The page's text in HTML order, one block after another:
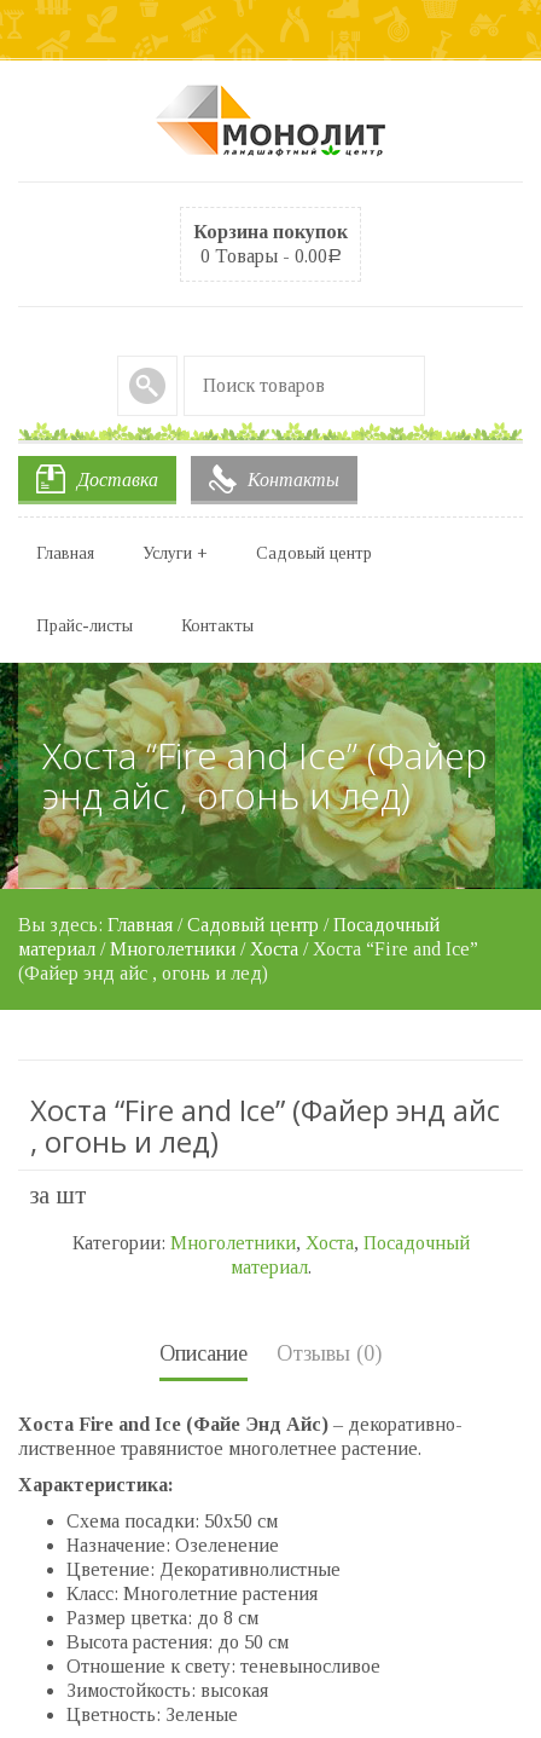
Корзина покупок
0 Товары - 0.00Р
Доставка Контакты
Главная Услуги + Садовый центр
Прайс-листы Контакты
Хоста “Fire and Ice” (Файер
энд айс , огонь и лед)
Вы здесь: Главная /Садовый центр /Посадочный
материал /Многолетники / Хоста / Хоста “Fire and Ice”
(Файер энд айс , огонь и лед)
Хоста “Fire and Ice” (Файер энд айс
, огонь и лед)
за шт
Категории: Многолетники, Хоста, Посадочный
материал.
Описание Отзывы (0)
Хоста Fire and Ice (Файе Энд Айс) – декоративно-
лиственное травянистое многолетнее растение.
Характеристика:
Схема посадки: 50х50 см
Назначение: Озеленение
Цветение: Декоративнолистные
Класс: Многолетние растения
Размер цветка: до 8 см
Высота растения: до 50 см
Отношение к свету: теневыносливое
Зимостойкость: высокая
Цветность: Зеленые